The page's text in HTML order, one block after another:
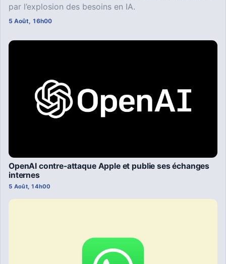
par l’explosion des besoins en IA.
5 Août, 16h00
OpenAI contre-attaque Apple et publie ses échanges
internes
5 Août, 14h00